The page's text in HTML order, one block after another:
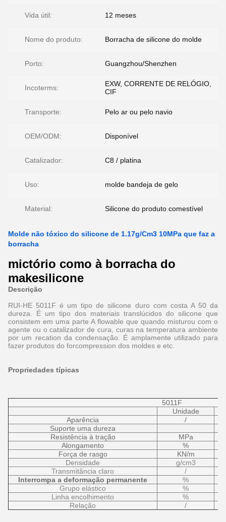
Vida útil: 12 meses
Nome do produto: Borracha de silicone do molde
Porto: Guangzhou/Shenzhen
Incoterms:
EXW, CORRENTE DE RELÓGIO,
CIF
Transporte: Pelo ar ou pelo navio
OEM/ODM: Disponível
Catalizador: C8 / platina
Uso: molde bandeja de gelo
Material: Silicone do produto comestível
Molde não tóxico do silicone de 1.17g/Cm3 10MPa que faz a
borracha
mictório como à borracha do
makesilicone
Descrição
RUI-HE 5011F é um tipo de silicone duro com costa A 50 da
dureza. É um tipo dos materiais translúcidos do silicone que
consistem em uma parte A flowable que quando misturou com o
agente ou o catalizador de cura, curas na temperatura ambiente
por um recation da condensação. É amplamente utilizado para
fazer produtos do forcompression dos moldes e etc.
Propriedades típicas
5011F
Unidade
Aparência
/
Suporte uma dureza
Resistência à tração
MPa
Alongamento
%
Força de rasgo
KN/m
Densidade
g/cm3
Transmitância claro
/
Interrompa a deformação permanente
%
Grupo elástico
%
Linha encolhimento
%
Relação
/